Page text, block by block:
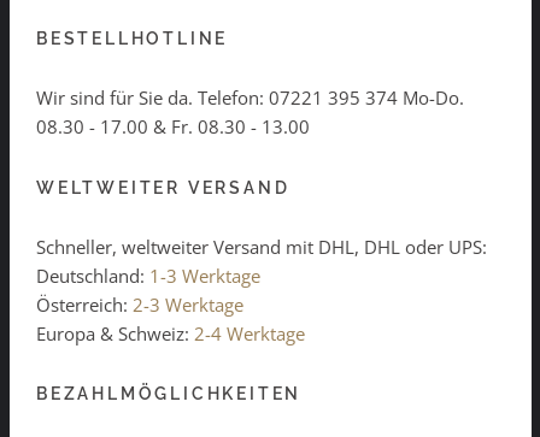
BESTELLHOTLINE
Wir sind für Sie da. Telefon: 07221 395 374 Mo-Do.
08.30 - 17.00 & Fr. 08.30 - 13.00
WELTWEITER VERSAND
Schneller, weltweiter Versand mit DHL, DHL oder UPS:
Deutschland: 1-3 Werktage
Österreich: 2-3 Werktage
Europa & Schweiz: 2-4 Werktage
BEZAHLMÖGLICHKEITEN